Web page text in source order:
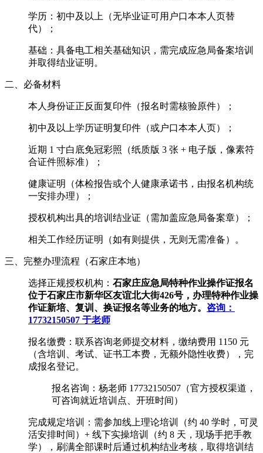
学历：初中及以上（无毕业证可用户口本本人页替
代）；
基础：具备电工相关基础知识，需完成应急局备案培训
并取得结业证明。
二、必备材料
本人身份证正反面复印件（报名时需核验原件）；
初中及以上学历证明复印件（或户口本本人页）；
近期 1 寸白底免冠彩照（纸质版 3 张 + 电子版，像素符
合证件照标准）；
健康证明（体检报告或个人健康承诺书，由报名机构统
一安排办理）；
授权机构出具的培训结业证（需加盖应急局备案章）；
相关工作经历证明（如有则提供，无则无需准备）。
三、完整办理流程（石家庄本地）
选择正规授权机构： 石家庄应急局特种作业操作证报名
位于石家庄市新华区友谊北大街426号，办理特种作业操
作证新培、复训、换证报名等业务的地方。 咨询：
17732150507 于老师
报名缴费：联系咨询老师提交材料，缴纳费用 1150 元
（含培训、考试、证书工本费，无额外隐性收费），完
成报名登记。
报名咨询：杨老师 17732150507（官方授权渠道，
可咨询就近培训点、开班时间）
完成规定培训：需参加线上理论培训（约 40 学时，可灵
活安排时间）+ 线下实操培训（约 8 天，现场手把手教
学），刷满全部课时后通过机构结业考核，取得培训结